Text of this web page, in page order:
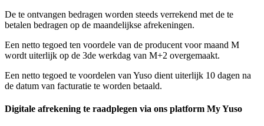
De te ontvangen bedragen worden steeds verrekend met de te
betalen bedragen op de maandelijkse afrekeningen.
Een netto tegoed ten voordele van de producent voor maand M
wordt uiterlijk op de 3de werkdag van M+2 overgemaakt.
Een netto tegoed te voordelen van Yuso dient uiterlijk 10 dagen na
de datum van facturatie te worden betaald.
Digitale afrekening te raadplegen via ons platform My Yuso